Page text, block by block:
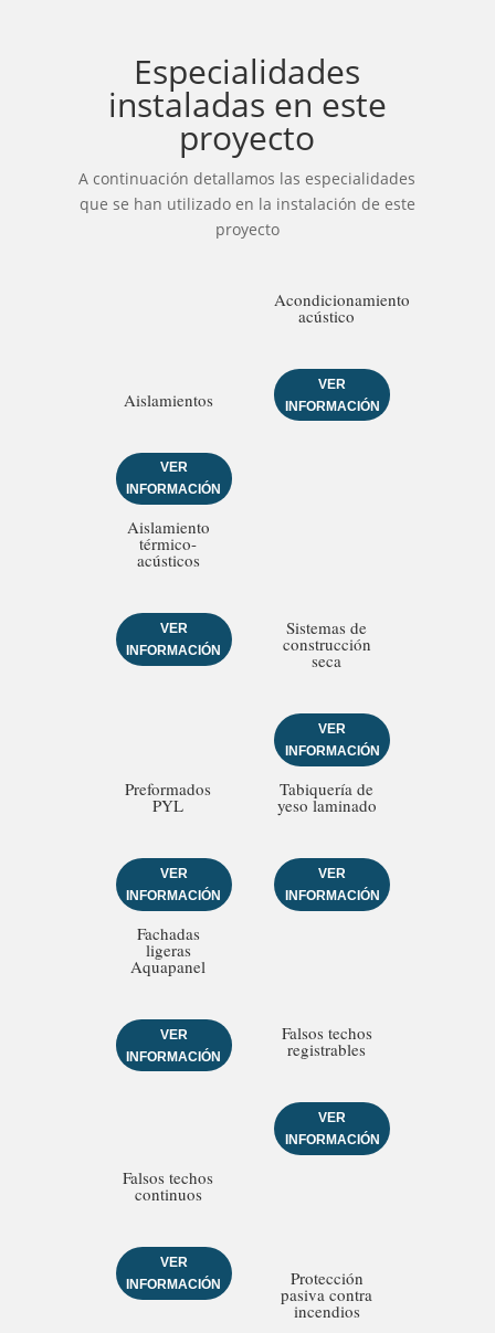
Especialidades
instaladas en este
proyecto
A continuación detallamos las especialidades
que se han utilizado en la instalación de este
proyecto
Aislamientos
VER
INFORMACIÓN
Acondicionamiento
acústico
VER
INFORMACIÓN
Aislamiento
térmico-
acústicos
VER
INFORMACIÓN
Sistemas de
construcción
seca
VER
INFORMACIÓN
Preformados
PYL
VER
INFORMACIÓN
Tabiquería de
yeso laminado
VER
INFORMACIÓN
Fachadas
ligeras
Aquapanel
VER
INFORMACIÓN
Falsos techos
registrables
VER
INFORMACIÓN
Falsos techos
continuos
VER
INFORMACIÓN
Protección
pasiva contra
incendios